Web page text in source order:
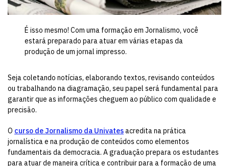
É isso mesmo! Com uma formação em Jornalismo, você
estará preparado para atuar em várias etapas da
produção de um jornal impresso.
Seja coletando notícias, elaborando textos, revisando conteúdos
ou trabalhando na diagramação, seu papel será fundamental para
garantir que as informações cheguem ao público com qualidade e
precisão.
O curso de Jornalismo da Univatesacredita na prática
jornalística e na produção de conteúdos como elementos
fundamentais da democracia. A graduação prepara os estudantes
para atuar de maneira crítica e contribuir para a formação de uma